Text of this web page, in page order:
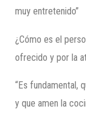
muy entretenido”
¿Cómo es el
ofrecido y por la
“Es fundamental,
y que amen la